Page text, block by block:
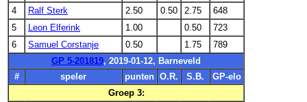
4
Ralf Sterk 2.50 0.50 2.75
648
5
Leon Elferink 1.00 0.50
723
6
Samuel Corstanje 0.50 1.75
789
GP 5-201819, 2019-01-12, Barneveld
#
speler punten O.R. S.B.
GP-elo
Groep 3: